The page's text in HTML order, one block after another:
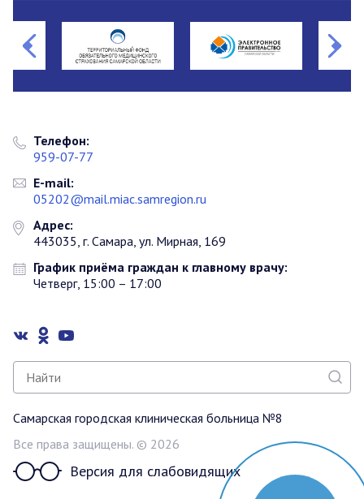
Самарская городская клиническая больница №8
Все права защищены. © 2026
Версия для слабовидящих
Телефон:
959-07-77
E-mail:
05202@mail.miac.samregion.ru
Адрес:
443035, г. Самара, ул. Мирная, 169
График приёма граждан к главному врачу:
Четверг, 15:00 – 17:00